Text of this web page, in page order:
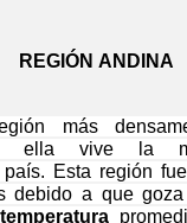
REGIÓN ANDINA
más
ella vive la
Esta región
debido a que
temperatura